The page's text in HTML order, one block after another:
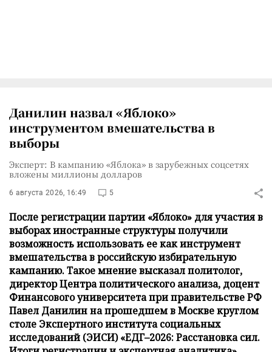
Данилин назвал «Яблоко»
инструментом вмешательства в
выборы
Эксперт: В кампанию «Яблока» в зарубежных соцсетях
вложены миллионы долларов
6 августа 2026, 16:49 5
После регистрации партии «Яблоко» для участия в
выборах иностранные структуры получили
возможность использовать ее как инструмент
вмешательства в российскую избирательную
кампанию. Такое мнение высказал политолог,
директор Центра политического анализа, доцент
Финансового университета при правительстве РФ
Павел Данилин на прошедшем в Москве круглом
столе Экспертного института социальных
исследований (ЭИСИ) «ЕДГ–2026: Расстановка сил.